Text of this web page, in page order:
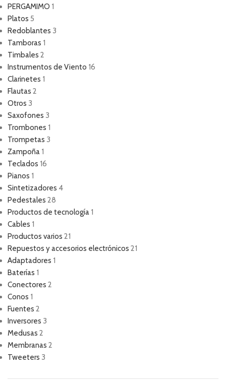
PERGAMIMO 1
Platos 5
Redoblantes 3
Tamboras 1
Timbales 2
Instrumentos de Viento 16
Clarinetes 1
Flautas 2
Otros 3
Saxofones 3
Trombones 1
Trompetas 3
Zampoña 1
Teclados 16
Pianos 1
Sintetizadores 4
Pedestales 28
Productos de tecnología 1
Cables 1
Productos varios 21
Repuestos y accesorios electrónicos 21
Adaptadores 1
Baterías 1
Conectores 2
Conos 1
Fuentes 2
Inversores 3
Medusas 2
Membranas 2
Tweeters 3